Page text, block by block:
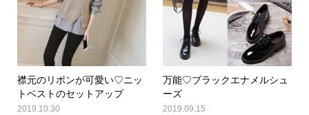
襟元のリボンが可愛い♡ニッ
トベストのセットアップ
2019.10.30
万能♡ブラックエナメルシュ
ーズ
2019.09.15